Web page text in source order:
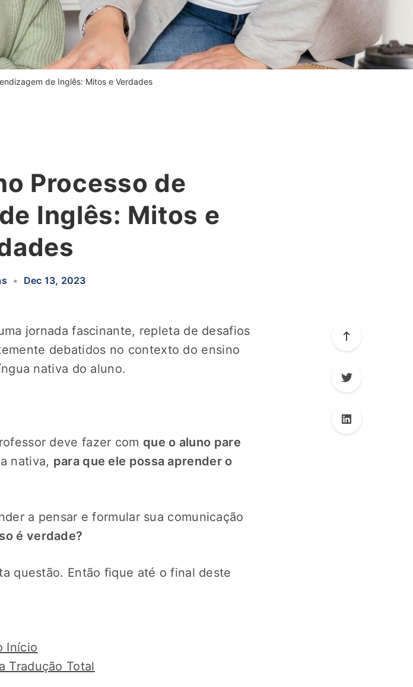
de Inglês: Mitos e Verdades
Processo de
Inglês: Mitos e
• Dec 13, 2023
jornada fascinante, repleta de desafios
debatidos no contexto do ensino
nativa do aluno.
deve fazer com que o aluno pare
nativa, para que ele possa aprender o
a pensar e formular sua comunicação
é verdade?
questão. Então fique até o final deste
Início
Tradução Total